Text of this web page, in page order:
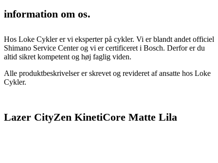
information om os.
Hos Loke Cykler er vi eksperter på cykler. Vi er blandt andet officiel
Shimano Service Center og vi er certificeret i Bosch. Derfor er du
altid sikret kompetent og høj faglig viden.
Alle produktbeskrivelser er skrevet og revideret af ansatte hos Loke
Cykler.
Lazer CityZen KinetiCore Matte Lila